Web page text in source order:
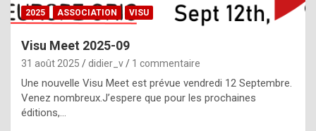
g
h
t
2025 ASSOCIATION VISU
Visu Meet 2025-09
31 août 2025 didier_v 1 commentaire
Une nouvelle Visu Meet est prévue vendredi 12 Septembre.
Venez nombreux.J’espere que pour les prochaines
éditions,…